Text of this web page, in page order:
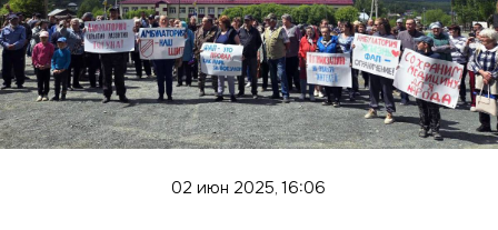
02 июн 2025, 16:06